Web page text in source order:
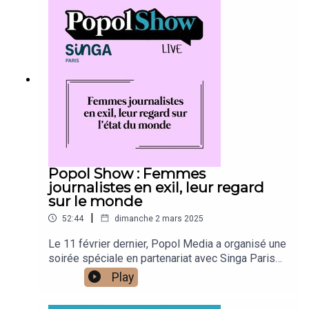
ci animé par Léa Chamboncel. Lors de cette
conversation, Mursal Sayas (Afghanistan), Asal
Asabian (Iran) et Halima Karimi (Afghanistan) ont
partagé leur engagement et leur passion pour le
métier de journaliste. Merci au Point Ephémère
d'avoir accueilli cet événement !NB : ce podcast
est en anglais
Popol Show : Femmes
journalistes en exil, leur regard
sur le monde
52:44 | dimanche 2 mars 2025
Le 11 février dernier, Popol Media a organisé une
soirée spéciale en partenariat avec Singa Paris
afin de donner la parole aux femmes journalistes
en exil. Au cours de cette soirée, 3 épisodes du
Play